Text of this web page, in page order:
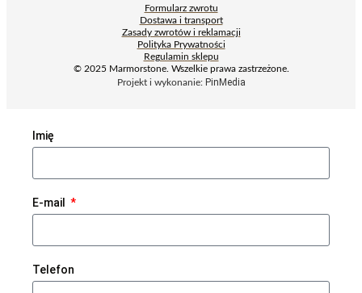
© 2025 Marmorstone. Wszelkie prawa zastrzeżone.
Regulamin sklepu
Polityka Prywatności
Zasady zwrotów i reklamacji
Dostawa i transport
Formularz zwrotu
Projekt i wykonanie: PinMedia
Imię
E-mail
Telefon